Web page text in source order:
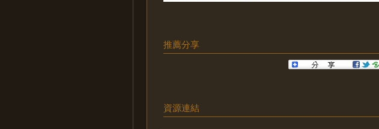
推薦分享
資源連結